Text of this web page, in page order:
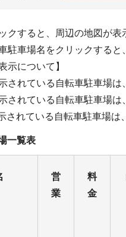
クすると、周辺の地図が表
駐車場名をクリックすると
示について】
されている自転車駐車場
されている自転車駐車場
されている自転車駐車場
一覧表
営
業
料
金